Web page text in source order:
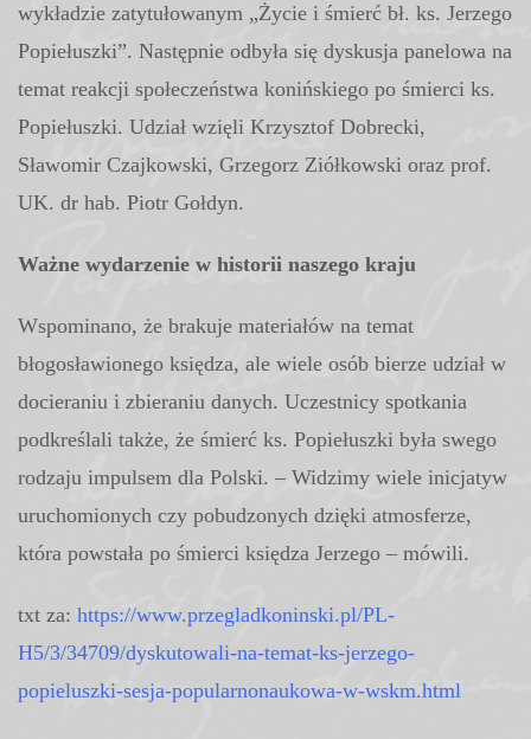
wykładzie zatytułowanym „Życie i śmierć bł. ks. Jerzego
Popiełuszki”. Następnie odbyła się dyskusja panelowa na
temat reakcji społeczeństwa konińskiego po śmierci ks.
Popiełuszki. Udział wzięli Krzysztof Dobrecki,
Sławomir Czajkowski, Grzegorz Ziółkowski oraz prof.
UK. dr hab. Piotr Gołdyn.
Ważne wydarzenie w historii naszego kraju
Wspominano, że brakuje materiałów na temat
błogosławionego księdza, ale wiele osób bierze udział w
docieraniu i zbieraniu danych. Uczestnicy spotkania
podkreślali także, że śmierć ks. Popiełuszki była swego
rodzaju impulsem dla Polski. – Widzimy wiele inicjatyw
uruchomionych czy pobudzonych dzięki atmosferze,
która powstała po śmierci księdza Jerzego – mówili.
txt za: https://www.przegladkoninski.pl/PL-
H5/3/34709/dyskutowali-na-temat-ks-jerzego-
popieluszki-sesja-popularnonaukowa-w-wskm.html